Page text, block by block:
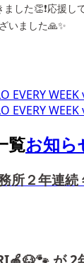
した👏❗️応援し
いました🙏✨
EVERY
EVERY
覧お知ら
所２年連続